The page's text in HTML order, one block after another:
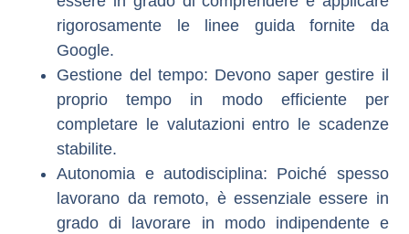
rigorosamente le linee guida fornite da
Google.
Gestione del tempo: Devono saper gestire il
proprio tempo in modo efficiente per
completare le valutazioni entro le scadenze
stabilite.
Autonomia e autodisciplina: Poiché spesso
lavorano da remoto, è essenziale essere in
grado di lavorare in modo indipendente e